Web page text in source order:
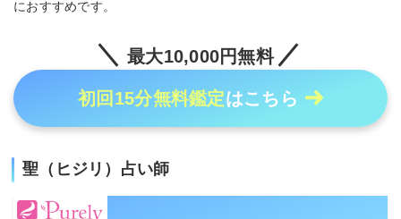
におすすめです。
最大10,000円無料
初回15分無料鑑定はこちら
聖（ヒジリ）占い師